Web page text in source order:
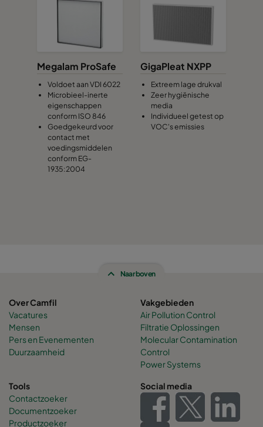
Megalam ProSafe
Voldoet aan VDI 6022
Microbieel-inerte
eigenschappen
conform ISO 846
Goedgekeurd voor
contact met
voedingsmiddelen
conform EG-
1935:2004
GigaPleat NXPP
Extreem lage drukval
Zeer hygiënische
media
Individueel getest op
VOC's emissies
Naar boven
Over Camfil
Vacatures
Mensen
Pers en Evenementen
Duurzaamheid
Vakgebieden
Air Pollution Control
Filtratie Oplossingen
Molecular Contamination
Control
Power Systems
Tools
Contactzoeker
Documentzoeker
Productzoeker
Social media